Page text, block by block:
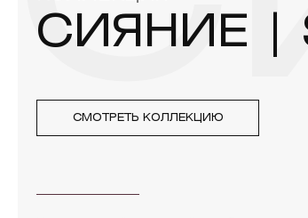
СИЯНИЕ |
СМОТРЕТЬ КОЛЛЕКЦИЮ